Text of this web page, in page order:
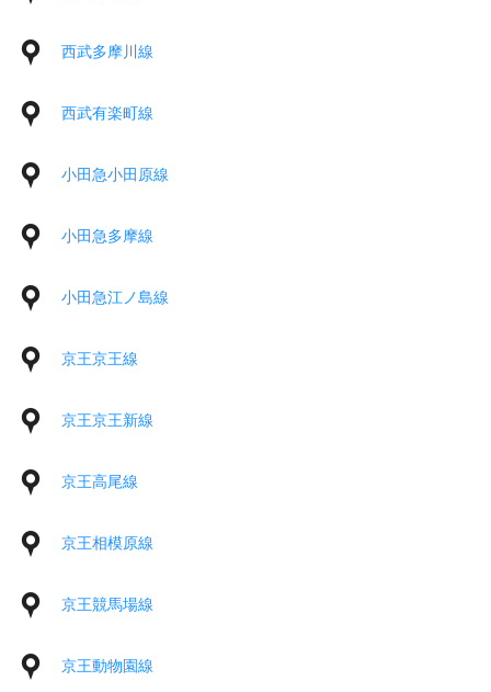
西武多摩川線
西武有楽町線
小田急小田原線
小田急多摩線
小田急江ノ島線
京王京王線
京王京王新線
京王高尾線
京王相模原線
京王競馬場線
京王動物園線